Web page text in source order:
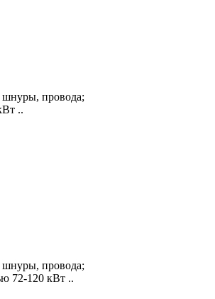
провода;
..
провода;
72-120 кВт ..